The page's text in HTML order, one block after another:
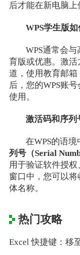
后才能在新电脑上
WPS学生版如
WPS通常会
育版或优惠。激
道，使用教育邮箱
后，您的WPS账
使用。
激活码和序列
在WPS的语境
列号（Serial
用于验证软件授
窗口中，您可以
体名称。
热门攻略
Excel 快捷键：移